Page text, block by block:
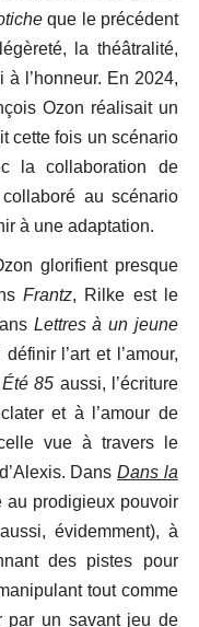
que le précédent
la théâtralité,
à l’honneur. En 2024,
Ozon réalisait un
cette fois un scénario
la collaboration de
au scénario
à une adaptation.
glorifient presque
Frantz, Rilke est le
Lettres à un jeune
l’art et l’amour,
Été 85 aussi, l’écriture
et à l’amour de
vue à travers le
DansDans la
au prodigieux pouvoir
évidemment), à
des pistes pour
tout comme
par un savant jeu de